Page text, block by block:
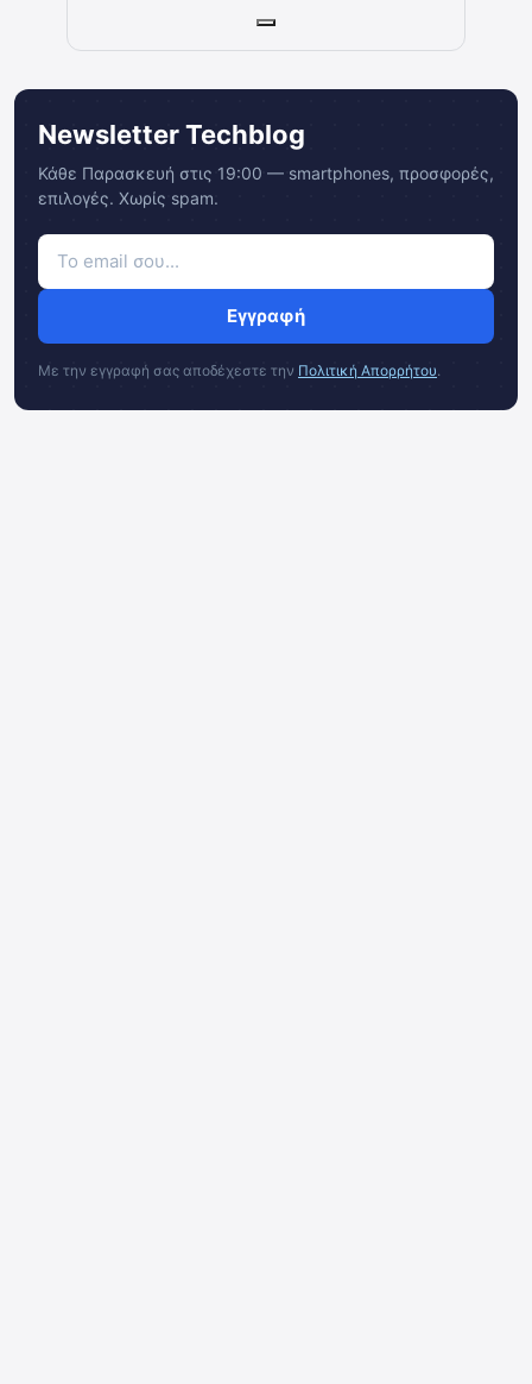
Newsletter Techblog
Κάθε Παρασκευή στις 19:00 — smartphones, προσφορές,
επιλογές. Χωρίς spam.
Εγγραφή
Με την εγγραφή σας αποδέχεστε την Πολιτική Απορρήτου.